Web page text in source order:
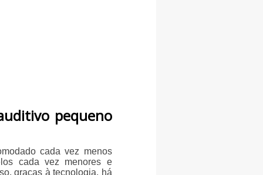
pequeno
cada vez menos
cada vez menores e
graças à tecnologia, há